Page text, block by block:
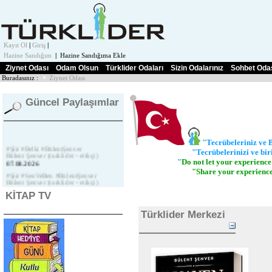
Kayıt Ol Giriş
Hazine Sandığım
Hazine Sandığıma Ekle
Ziynet Odası Odam Olsun Türklider Odaları Sizin Odalarınız Sohbet
Buradasınız : Ziynet Odası
Güncel Paylaşımlar
#Şiir #Belki #BülentŞenver
Bülent Şenver (turklider - etikçi)
07.08.2026
#Şiir #SenVeBen #BülentŞenver
Bülent Şenver (turklider - etikçi)
07.08.2026
#Şiir #Çay #BülentŞenver
07.08.2026
FITRAT, BABAYI NASIL TARİF
EDİYOR?
İbrahim Mirmahmutoğulları
04.08.2026
#Şiir #Hani #BülentŞenver
Bülent Şenver (turklider - etikçi)
KİTAP TV
"Tecrübeleriniz ve
"Tecrübelerinizi ve
"Do not let your
"Share your experience
Türklider Merkezi